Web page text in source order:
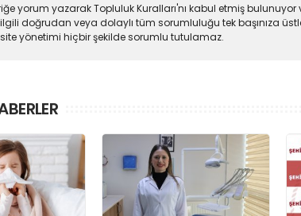
yorum yazarak Topluluk Kuralları'nı kabul etmiş bulunuyor
doğrudan veya dolaylı tüm sorumluluğu tek başınıza
yönetimi hiçbir şekilde sorumlu tutulamaz.